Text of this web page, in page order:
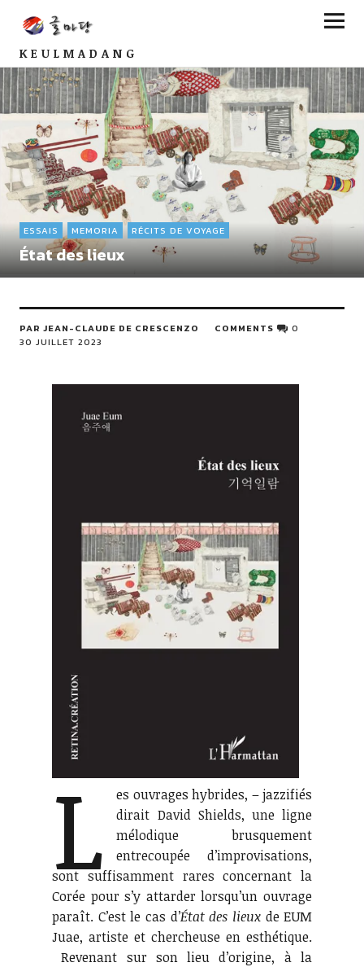
KEULMADANG
ESSAIS MEMORIA RÉCITS DE VOYAGE
État des lieux
PAR JEAN-CLAUDE DE CRESCENZO
30 JUILLET 2023
COMMENTS 0
L
es ouvrages hybrides, – jazzifiés
dirait David Shields, une ligne
mélodique brusquement
entrecoupée d’improvisations,
sont suffisamment rares concernant la
Corée pour s’y attarder lorsqu’un ouvrage
paraît. C’est le cas d’État des lieux de EUM
Juae, artiste et chercheuse en esthétique.
Revenant sur son lieu d’origine, à la